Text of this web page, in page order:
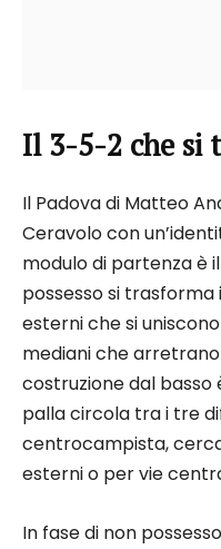
Il 3-5-2 che si
Il Padova di Matteo
Ceravolo con
modulo di partenza è il
possesso si trasforma
esterni che si
mediani che
costruzione dal basso
palla circola tra i tre
centrocampista,
esterni o per vie
In fase di non